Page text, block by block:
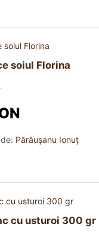
soiul Florina
Părăușanu Ionuț
cu usturoi 300 gr